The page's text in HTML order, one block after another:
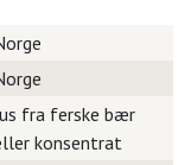
fra ferske bær
konsentrat